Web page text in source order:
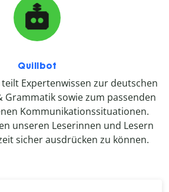
Quillbot
Expertenwissen zur deutschen
Grammatik sowie zum passenden
Kommunikationssituationen.
unseren Leserinnen und Lesern
sicher ausdrücken zu können.